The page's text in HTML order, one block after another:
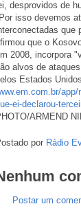
desprovidos de
isso devemos
que
que o
2008, incorpora
alvos de
Estados
ei-declarou-
ARMEND
por Rádio
Postar um